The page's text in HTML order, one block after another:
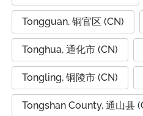
Tongguan, 铜官区 (CN)
Tonghua, 通化市 (CN)
Tongling, 铜陵市 (CN)
Tongshan County, 通山县